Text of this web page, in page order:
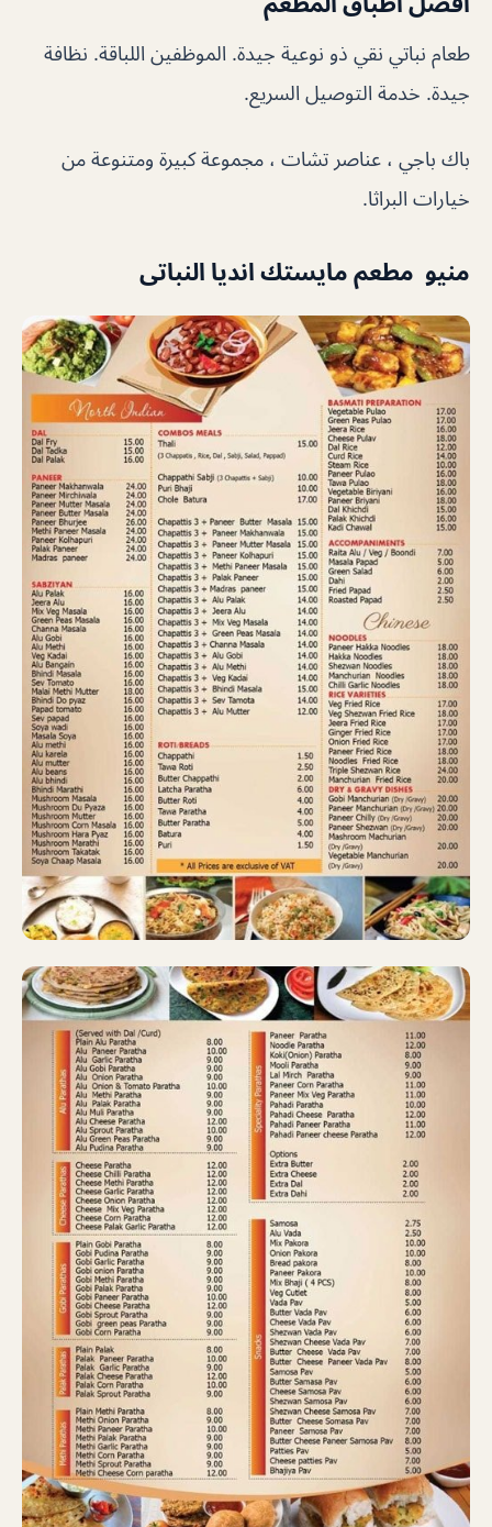
طعام نباتي نقي ذو نوعية جيدة. الموظفين اللباقة. نظافة
جيدة. خدمة التوصيل السريع.
باك باجي ، عناصر تشات ، مجموعة كبيرة ومتنوعة من
خيارات البراثا.
منيو مطعم مايستك انديا النباتى